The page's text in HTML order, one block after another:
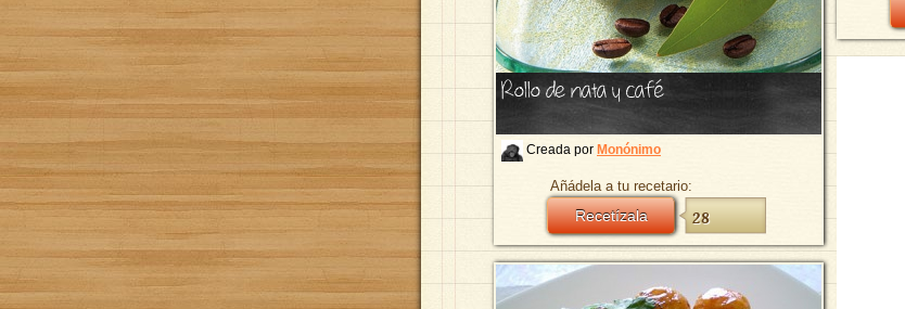
Rollo de nata y café
Creada por Monónimo
Añádela a tu recetario:
Recetízala 28